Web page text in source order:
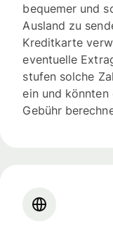
bequemer und
Ausland zu
Kreditkarte
eventuelle
stufen solche
ein und
Gebühr